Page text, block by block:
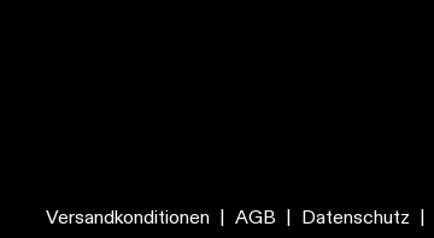
Versandkonditionen | AGB | Datenschutz |